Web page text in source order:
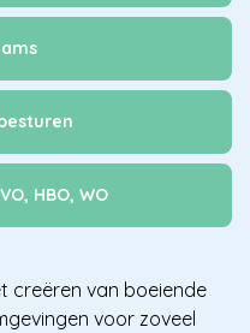
HBO, WO
creëren van boeiende
voor zoveel